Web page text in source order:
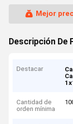
Mejor
Descripción De
Destacar
Cantidad de
orden mínima